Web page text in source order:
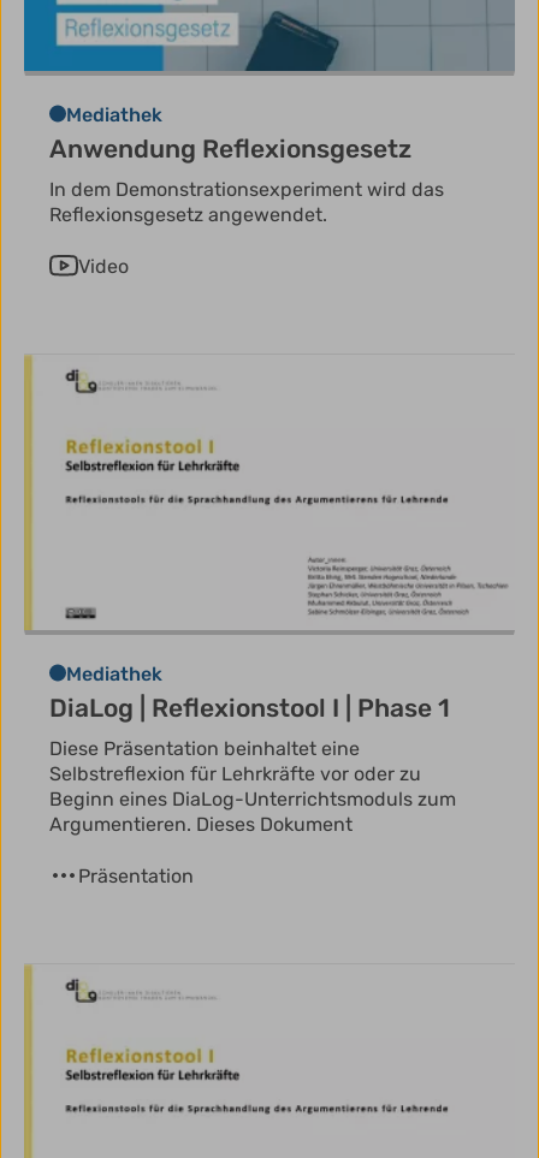
Mediathek
Anwendung Reflexionsgesetz
In dem Demonstrationsexperiment wird das
Reflexionsgesetz angewendet.
Video
Mediathek
DiaLog | Reflexionstool I | Phase 1
Diese Präsentation beinhaltet eine
Selbstreflexion für Lehrkräfte vor oder zu
Beginn eines DiaLog-Unterrichtsmoduls zum
Argumentieren. Dieses Dokument
Präsentation